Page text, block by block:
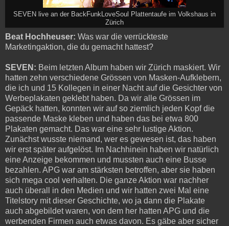
SEVEN live an der BackFunkLoveSoul Plattentaufe im Volkshaus in
Zürich
Beat Hochheuser: Was war die verrückteste
Marketingaktion, die du gemacht hattest?
SEVEN: Beim letzten Album haben wir Zürich maskiert. Wir
hatten zehn verschiedene Grössen von Masken-Aufklebern,
die ich und 15 Kollegen in einer Nacht auf die Gesichter von
Werbeplakaten geklebt haben. Da wir alle Grössen im
Gepäck hatten, konnten wir auf so ziemlich jeden Kopf die
passende Maske kleben und haben das bei etwa 800
Plakaten gemacht. Das war eine sehr lustige Aktion.
Zunächst wusste niemand, wer es gewesen ist, das haben
wir erst später aufgelöst. Im Nachhinein haben wir natürlich
eine Anzeige bekommen und mussten auch eine Busse
bezahlen. APG war am stärksten betroffen, aber sie haben
sich mega cool verhalten. Die ganze Aktion war nachher
auch überall in den Medien und wir hatten zwei Mal eine
Titelstory mit dieser Geschichte, wo ja dann die Plakate
auch abgebildet waren, von dem her hatten APG und die
werbenden Firmen auch etwas davon. Es gäbe aber sicher